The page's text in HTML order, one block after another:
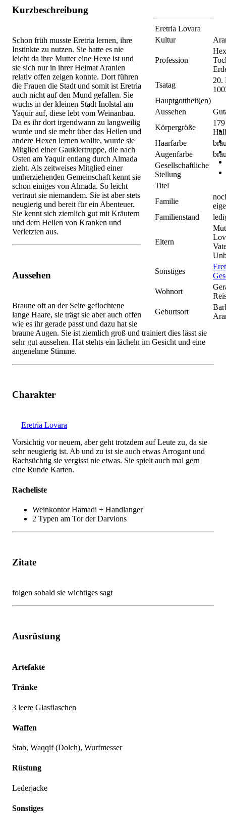
Eretria Lovara
Kultur
Profession
Tsatag
20.
Hauptgottheit(en)
Aussehen
Körpergröße
179
Haarfarbe
Augenfarbe
Gesellschaftliche
Stellung
Titel
Familie
Familienstand
Eltern
Sonstiges
Wohnort
Geburtsort
Kurzbeschreibung
Schon früh musste Eretria lernen, ihre
Instinkte zu nutzen. Sie hatte es nie
leicht da ihre Mutter eine Hexe ist und
sie sich nur in ihrer Heimat Aranien
relativ offen zeigen konnte. Dort führen
die Frauen die Stadt und somit ist Eretria
auch nicht auf den Mund gefallen. Sie
wuchs in der kleinen Stadt Inolstal am
Yaquir auf, diese lebt vom Weinanbau.
Da es ihr dort irgendwann zu langweilig
wurde und sie mehr über das Heilen und
andere Hexen lernen wollte, wurde sie
Mitglied einer Gauklertruppe, die nach
Osten am Yaquir entlang durch Almada
zieht. Als zeitweises Mitglied einer
umherziehenden Gemeinschaft kennt sie
schon einiges von Almada. So leicht
vertraut sie niemandem. Sie ist aber stets
neugierig und bereit für ein Abenteuer.
Sie kennt sich ziemlich gut mit Kräutern
und dem Heilen von Kranken und
Verletzten aus.
Aussehen
Braune oft an der Seite geflochtene
lange Haare, sie trägt sie aber auch offen
wie es ihr gerade passt und dazu hat sie
braune Augen. Sie ist ziemlich groß und trainiert dies lässt sie
sehr gut aussehen. Hat stehts ein lächeln im Gesicht und eine
angenehme Stimme.
Charakter
Eretria Lovara
Vorsichtig vor neuem, aber geht trotzdem auf Leute zu, da sie
sehr neugierig ist. Ab und zu ist sie auch etwas Arrogant und
Rachsüchtig sie vergisst nie etwas. Sie spielt auch mal gern
eine Runde Karten.
Racheliste
Weinkontor Hamadi + Handlanger
2 Typen am Tor der Darvions
Zitate
folgen sobald sie wichtiges sagt
Ausrüstung
Artefakte
Tränke
3 leere Glasflaschen
Waffen
Stab, Waqqif (Dolch), Wurfmesser
Rüstung
Lederjacke
Sonstiges